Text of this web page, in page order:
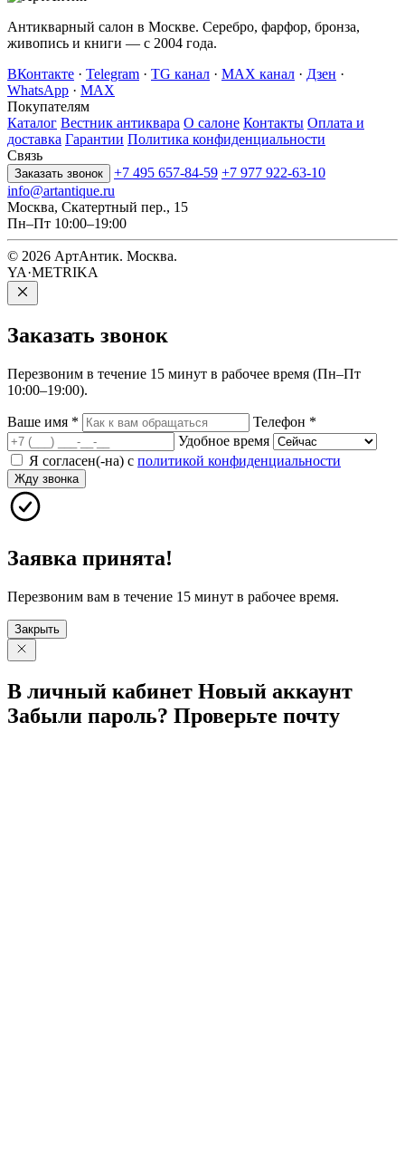
Антикварный салон в Москве. Серебро, фарфор, бронза,
живопись и книги — с 2004 года.
ВКонтакте · Telegram · TG канал · MAX канал · Дзен ·
WhatsApp · MAX
Покупателям
Каталог Вестник антиквара О салоне Контакты Оплата и
доставка Гарантии Политика конфиденциальности
Связь
Заказать звонок +7 495 657-84-59 +7 977 922-63-10
info@artantique.ru
Москва, Скатертный пер., 15
Пн–Пт 10:00–19:00
© 2026 АртАнтик. Москва.
YA·METRIKA
Заказать звонок
Перезвоним в течение 15 минут в рабочее время (Пн–Пт
10:00–19:00).
Ваше имя * Телефон *
Удобное время
Я согласен(-на) с политикой конфиденциальности
Жду звонка
Заявка принята!
Перезвоним вам в течение 15 минут в рабочее время.
Закрыть
В личный кабинет Новый аккаунт
Забыли пароль? Проверьте почту